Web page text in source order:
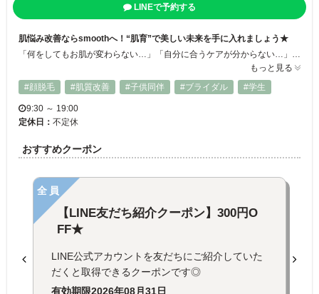
LINEで予約する
肌悩み改善ならsmoothへ！“肌育”で美しい未来を手に入れましょう★
「何をしてもお肌が変わらない…」「自分に合うケアが分からない…」そんなお悩みを抱える方は、ぜひsmoothへお越しください。 長岡市で唯一のエクソソームハーブピーリングや、独自の専門技術を活かし、繰り返すニキビ、毛穴トラブル、シミ・シワなど、あらゆる肌悩みを根本から改善します！
もっと見る
#顔脱毛
#肌質改善 #子供同伴 #ブライダル #学生
9:30 ～ 19:00
定休日： 不定休
おすすめクーポン
全員
【LINE友だち紹介クーポン】300円O
FF★
LINE公式アカウントを友だちにご紹介していた
だくと取得できるクーポンです◎
有効期限2026年08月31日